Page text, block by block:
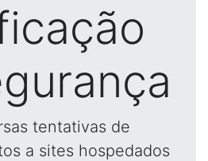
tentativas de
a sites hospedados